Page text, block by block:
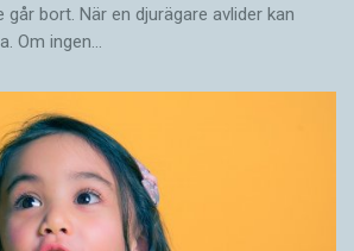
bort. När en djurägare avlider kan
Om ingen…